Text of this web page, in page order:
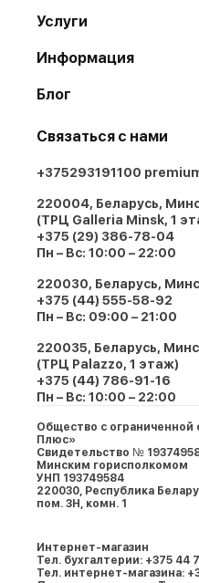
Услуги
Информация
Блог
Связаться с нами
+375293191100
220004, Беларусь,
(ТРЦ Galleria Minsk, 1
+375 (29) 386-78-04
Пн – Вс: 10:00 – 22:00
220030, Беларусь,
+375 (44) 555-58-92
Пн – Вс: 09:00 – 21:00
220035, Беларусь,
(ТРЦ Palazzo, 1 этаж)
+375 (44) 786-91-16
Пн – Вс: 10:00 – 22:00
Общество с
Плюс»
Свидетельство №
Минским горисполкомом
УНП 193749584
220030, Республика
пом. 3Н, комн. 1
Интернет-магазин
Тел. бухгалтерии: +375 44
Тел. интернет-магазина: